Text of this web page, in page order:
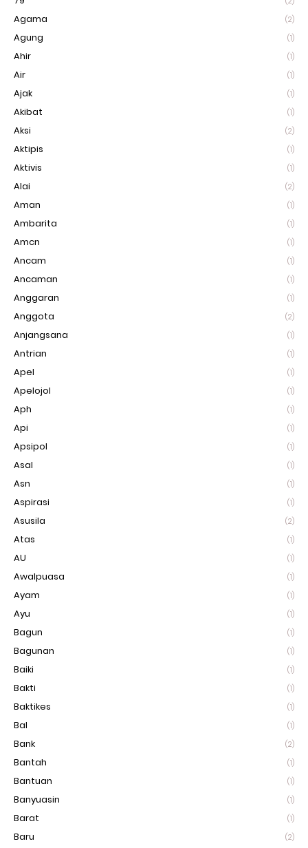
Agama (2)
Agung (1)
Ahir (1)
Air (1)
Ajak (1)
Akibat (1)
Aksi (2)
Aktipis (1)
Aktivis (1)
Alai (2)
Aman (1)
Ambarita (1)
Amcn (1)
Ancam (1)
Ancaman (1)
Anggaran (1)
Anggota (2)
Anjangsana (1)
Antrian (1)
Apel (1)
Apelojol (1)
Aph (1)
Api (1)
Apsipol (1)
Asal (1)
Asn (1)
Aspirasi (1)
Asusila (2)
Atas (1)
AU (1)
Awalpuasa (1)
Ayam (1)
Ayu (1)
Bagun (1)
Bagunan (1)
Baiki (1)
Bakti (1)
Baktikes (1)
Bal (1)
Bank (2)
Bantah (1)
Bantuan (1)
Banyuasin (1)
Barat (1)
Baru (2)